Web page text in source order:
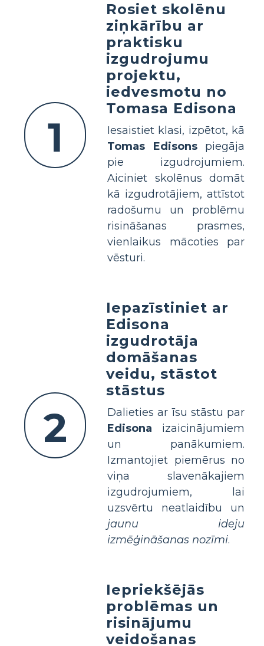
1
Rosiet skolēnu
ziņkārību ar
praktisku
izgudrojumu
projektu,
iedvesmotu no
Tomasa Edisona
Iesaistiet klasi, izpētot, kā
Tomas Edisonspiegāja
pie izgudrojumiem.
Aiciniet skolēnus domāt
kā izgudrotājiem, attīstot
radošumu un problēmu
risināšanas prasmes,
vienlaikus mācoties par
vēsturi.
2
Iepazīstiniet ar
Edisona
izgudrotāja
domāšanas
veidu, stāstot
stāstus
Dalieties ar īsu stāstu par
Edisona izaicinājumiem
un panākumiem.
Izmantojiet piemērus no
viņa slavenākajiem
izgudrojumiem, lai
uzsvērtu neatlaidību un
jaunu ideju
izmēģināšanas nozīmi.
Iepriekšējās
problēmas un
risinājumu
veidošanas